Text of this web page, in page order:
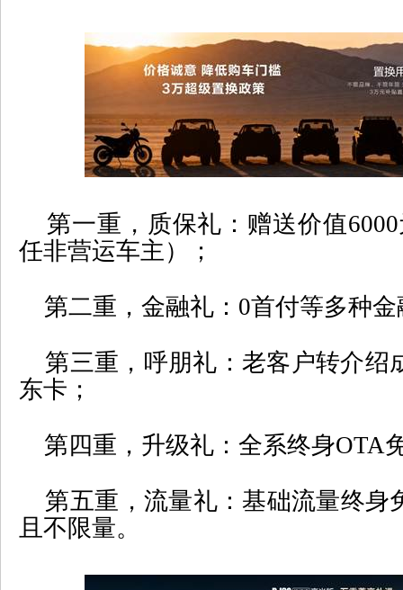
第一重，质保礼：赠送价值6000
任非营运车主）；
第二重，金融礼： 0首付等多种
第三重，呼朋礼：老客户转介绍
东卡；
第四重，升级礼：全系终身OTA
第五重，流量礼：基础流量终身
且不限量。